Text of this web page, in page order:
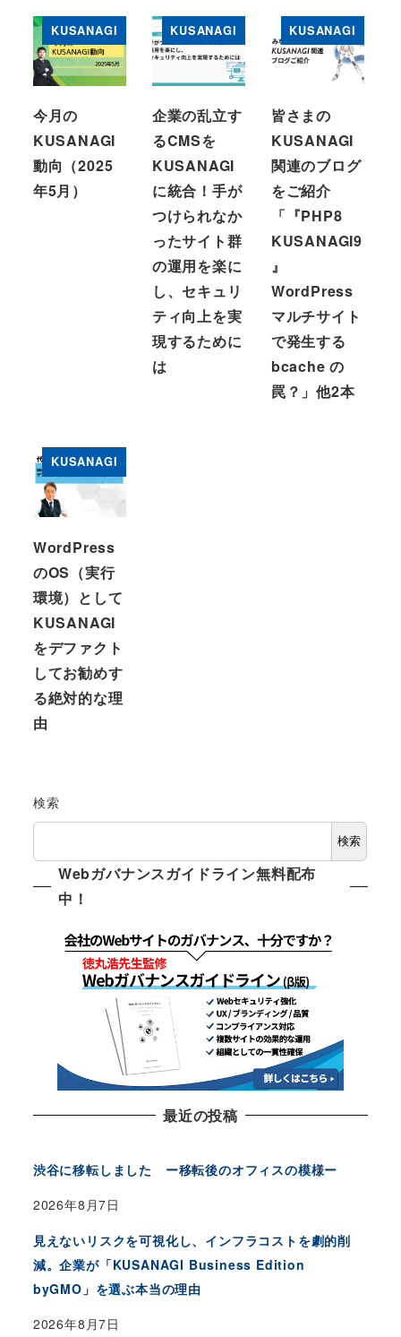
KUSANAGI
今月の
KUSANAGI
動向（2025
年5月）
KUSANAGI
企業の乱立す
るCMSを
KUSANAGI
に統合！手が
つけられなか
ったサイト群
の運用を楽に
し、セキュリ
ティ向上を実
現するために
は
KUSANAGI
皆さまの
KUSANAGI
関連のブログ
をご紹介
「『PHP8
KUSANAGI9
』
WordPress
マルチサイト
で発生する
bcache の
罠？」他2本
KUSANAGI
WordPress
のOS（実行
環境）として
KUSANAGI
をデファクト
してお勧めす
る絶対的な理
由
検索
検索
Webガバナンスガイドライン無料配布
中！
最近の投稿
渋谷に移転しました ー移転後のオフィスの模様ー
2026年8月7日
見えないリスクを可視化し、インフラコストを劇的削
減。企業が「KUSANAGI Business Edition
byGMO」を選ぶ本当の理由
2026年8月7日